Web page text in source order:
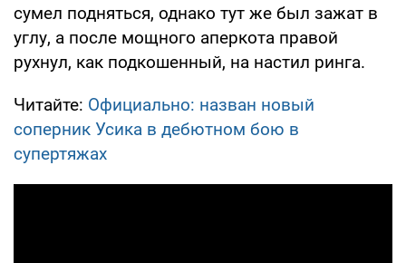
сумел подняться, однако тут же был зажат в
углу, а после мощного аперкота правой
рухнул, как подкошенный, на настил ринга.
Читайте: Официально: назван новый
соперник Усика в дебютном бою в
супертяжах